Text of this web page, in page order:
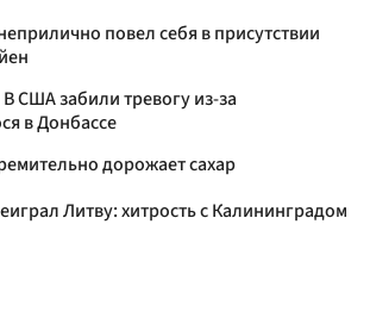
повел cебя в присутствии
США забили тревогу из-за
в Донбассе
дорожает сахар
Литву: хитрость с Калининградом